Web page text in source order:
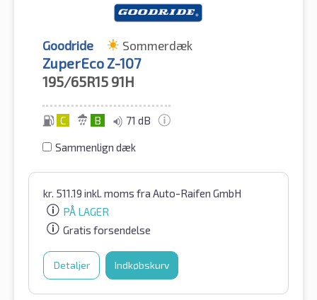
Goodride Sommerdæk
ZuperEco Z-107
195/65R15 91H
C B 71 dB
Sammenlign dæk
kr. 511.19 inkl. moms fra Auto-Raifen GmbH
PÅ LAGER
Gratis forsendelse
Detaljer Indkøbskurv